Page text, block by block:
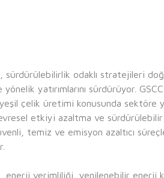
sürdürülebilirlik odaklı stratejileri
yatırımlarını sürdürüyor.
çelik üretimi konusunda sektöre
etkiyi azaltma ve
temiz ve emisyon azaltıcı
enerji verimliliği, yenilenebilir enerji